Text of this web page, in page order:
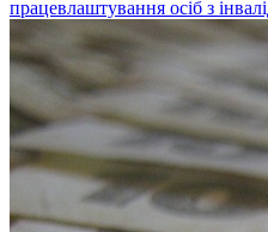
працевлаштування осіб з